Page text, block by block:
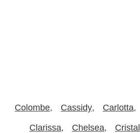
Colombe Cassidy Carlotta
Clarissa Chelsea Cristal